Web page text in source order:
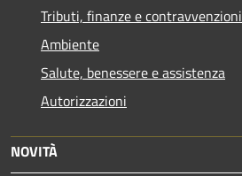
Tributi, finanze e contravvenzioni
Ambiente
Salute, benessere e assistenza
Autorizzazioni
NOVITÀ